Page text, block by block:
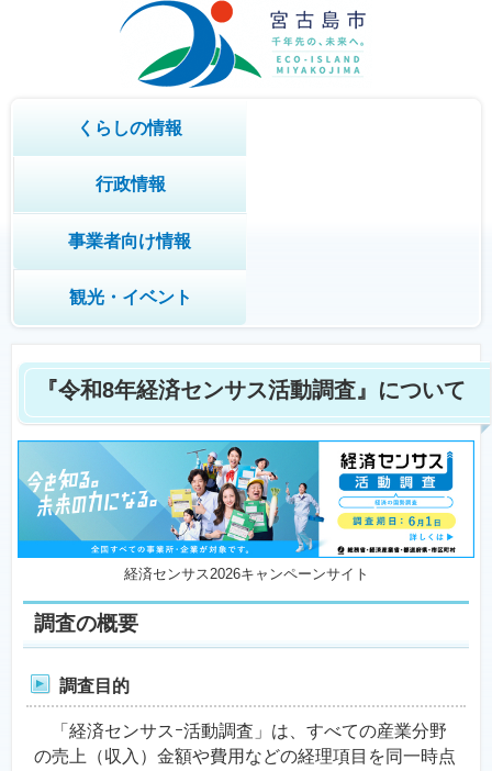
くらしの情報
行政情報
事業者向け情報
観光・イベント
『令和8年経済センサス活動調査』について
経済センサス2026キャンペーンサイト
調査の概要
調査目的
「経済センサスｰ活動調査」は、すべての産業分野
の売上（収入）金額や費用などの経理項目を同一時点